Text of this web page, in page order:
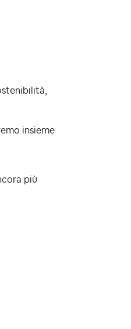
insieme
più